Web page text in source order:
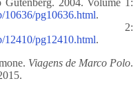
Gutenberg. 2004. Volume 1:
10636/pg10636.html.
2:
12410/pg12410.html.
Viagens de Marco Polo.